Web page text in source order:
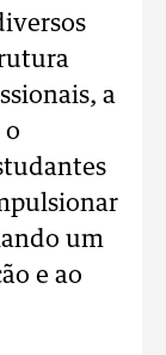
a
o
um
e ao